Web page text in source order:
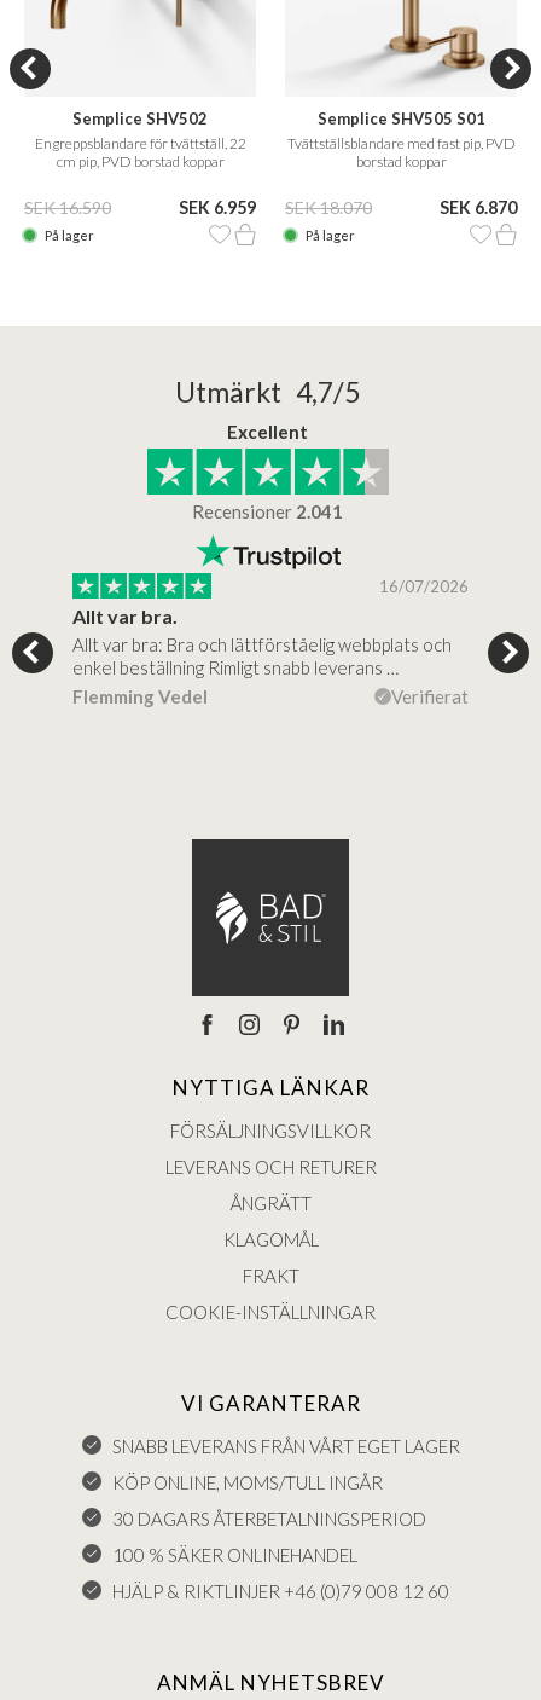
Semplice SHV502
Engreppsblandare för tvättställ, 22
cm pip, PVD borstad koppar
SEK 16.590 SEK 6.959
På lager
Semplice SHV505 S01
Tvättställsblandare med fast pip, PVD
borstad koppar
SEK 18.070 SEK 6.870
På lager
Utmärkt 4,7/5
Excellent
Recensioner 2.041
16/07/2026
Allt var bra.
Allt var bra: Bra och lättförståelig webbplats och
enkel beställning Rimligt snabb leverans …
Flemming Vedel
Verifierat
Jag
NYTTIGA LÄNKAR
FÖRSÄLJNINGSVILLKOR
LEVERANS OCH RETURER
ÅNGRÄTT
KLAGOMÅL
FRAKT
COOKIE-INSTÄLLNINGAR
VI GARANTERAR
SNABB LEVERANS FRÅN VÅRT EGET LAGER
KÖP ONLINE, MOMS/TULL INGÅR
30 DAGARS ÅTERBETALNINGSPERIOD
100 % SÄKER ONLINEHANDEL
HJÄLP & RIKTLINJER +46 (0)79 008 12 60
ANMÄL NYHETSBREV